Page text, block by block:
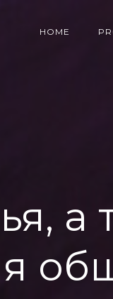
HOME
а